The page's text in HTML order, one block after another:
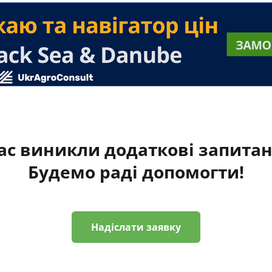
виникли додаткові
Будемо раді допомогти!
Надіслати заявку